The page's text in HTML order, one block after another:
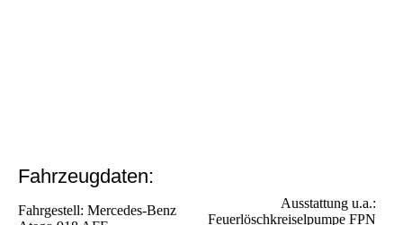
Fahrzeugdaten:
Fahrgestell: Mercedes-Benz
Ausstattung u.a.:
Feuerlöschkreiselpumpe FPN